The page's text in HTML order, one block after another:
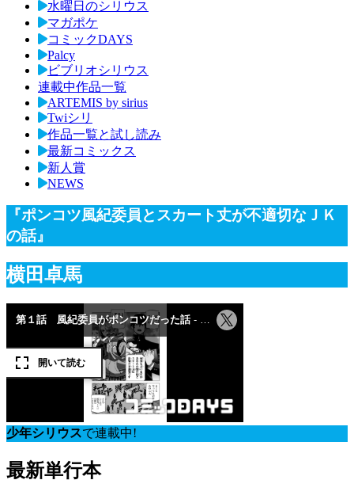
水曜日のシリウス
マガポケ
コミックDAYS
Palcy
ビブリオシリウス
連載中作品一覧
ARTEMIS by sirius
Twiシリ
作品一覧と試し読み
最新コミックス
新人賞
NEWS
『ポンコツ風紀委員とスカート丈が不適切なＪＫ
の話』
横田卓馬
少年シリウスで連載中!
最新単行本